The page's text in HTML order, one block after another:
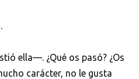
ella—. ¿Qué os pasó? ¿Os
carácter, no le gusta